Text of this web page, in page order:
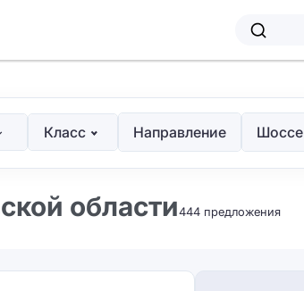
Класс Направление Шоссе
области444 предложения